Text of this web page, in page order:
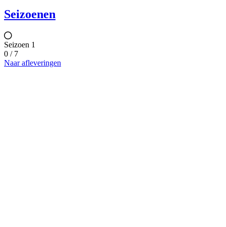
Seizoenen
Seizoen 1
0 / 7
Naar afleveringen